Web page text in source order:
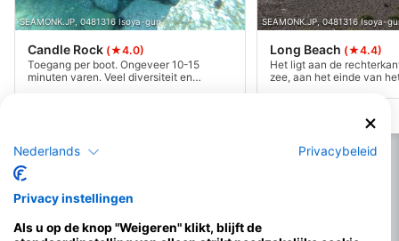
SEAMONK.JP, 0481316 Isoya-gun
Candle Rock (★4.0)
Toegang per boot. Ongeveer 10-15
minuten varen. Veel diversiteit en
SEAMONK.JP, 0481316 Isoya-
Long Beach (★4.4)
Het ligt aan de
zee, aan het einde van
moet wel een stukje
parkeren. Er zijn geen
Nederlands Privacybeleid
Privacy instellingen
Als u op de knop "Weigeren" klikt, blijft de